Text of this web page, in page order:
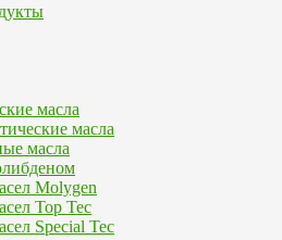
масла
масла
масла
Molygen
Top Tec
Special Tec